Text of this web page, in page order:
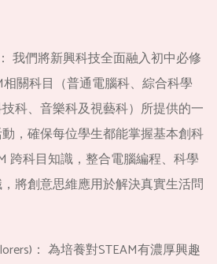
我們將新興科技全面融入初中必修
關科目（普通電腦科、綜合科學
科、音樂科及視藝科）所提供的一
，確保每位學生都能掌握基本創科
跨科目知識，整合電腦編程、科學
將創意思維應用於解決真實生活問
： 為培養對STEAM有濃厚興趣